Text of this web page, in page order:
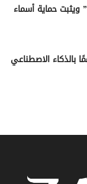
ويثبت حماية أسماء